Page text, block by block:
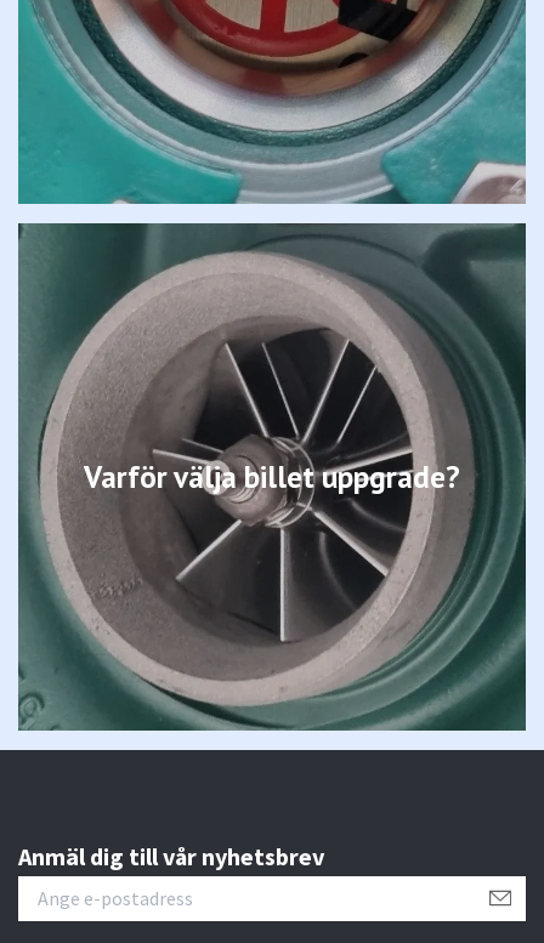
Varför välja billet uppgrade?
Anmäl dig till vår nyhetsbrev